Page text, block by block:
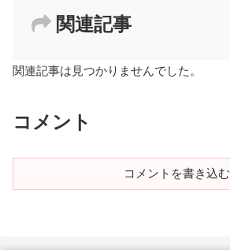
関連記事
関連記事は見つかりませんでした。
コメント
コメントを書き込む